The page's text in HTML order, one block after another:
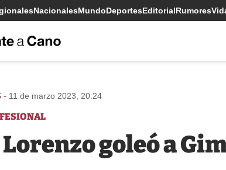
NacionalesMundoDeportesEditorialRumores
- 11 de marzo 2023, 20:24
Lorenzo goleó a